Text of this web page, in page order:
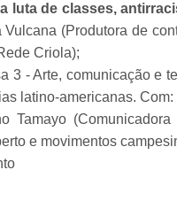
luta de classes,
Vulcana (Produtora de
Criola);
3 - Arte, comunicação e
latino-americanas.
Tamayo
e movimentos